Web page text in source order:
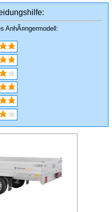
AnhÃ¤ngermodell: